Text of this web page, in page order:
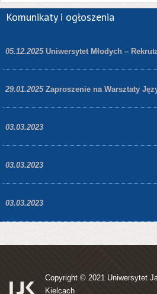
Komunikaty i ogłoszenia
05.12.2025 Uniwersytet Młodych –
29.01.2025 Zaproszenie na Warsztaty
03.03.2023
03.03.2023
03.03.2023
Copyright © 2021 Uniwersytet
Kielcach